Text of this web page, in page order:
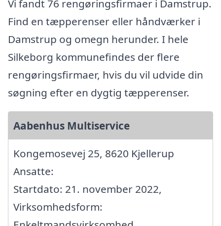
Vi fandt 76 rengøringsfirmaer i Damstrup.
Find en tæpperenser eller håndværker i
Damstrup og omegn herunder. I hele
Silkeborg kommunefindes der flere
rengøringsfirmaer, hvis du vil udvide din
søgning efter en dygtig tæpperenser.
Aabenhus Multiservice
Kongemosevej 25, 8620 Kjellerup
Ansatte:
Startdato: 21. november 2022,
Virksomhedsform: